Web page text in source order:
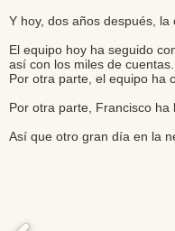
Y hoy, dos años después,
El equipo hoy ha seguido
así con los miles de cuentas.
Por otra parte, el equipo ha
Por otra parte, Francisco
Así que otro gran día en la